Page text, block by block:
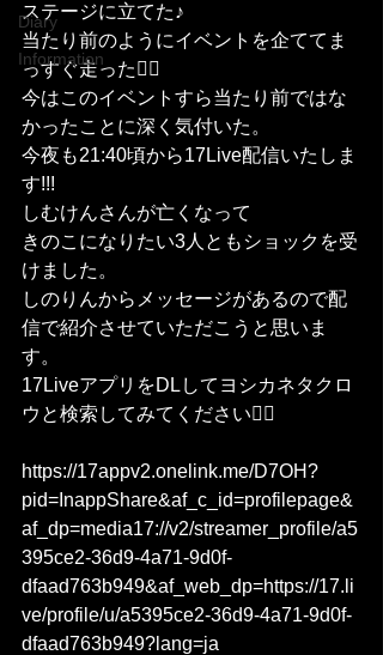
Diary
Information
ステージに立てた♪
当たり前のようにイベントを企ててま
っすぐ走った🏃‍♂️
今はこのイベントすら当たり前ではな
かったことに深く気付いた。
今夜も21:40頃から17Live配信いたしま
す!!!
しむけんさんが亡くなって
きのこになりたい3人ともショックを受
けました。
しのりんからメッセージがあるので配
信で紹介させていただこうと思いま
す。
17LiveアプリをDLしてヨシカネタクロ
ウと検索してみてください🙇‍♂️
https://17appv2.onelink.me/D7OH?
pid=InappShare&af_c_id=profilepage&
af_dp=media17://v2/streamer_profile/a5
395ce2-36d9-4a71-9d0f-
dfaad763b949&af_web_dp=https://17.li
ve/profile/u/a5395ce2-36d9-4a71-9d0f-
dfaad763b949?lang=ja